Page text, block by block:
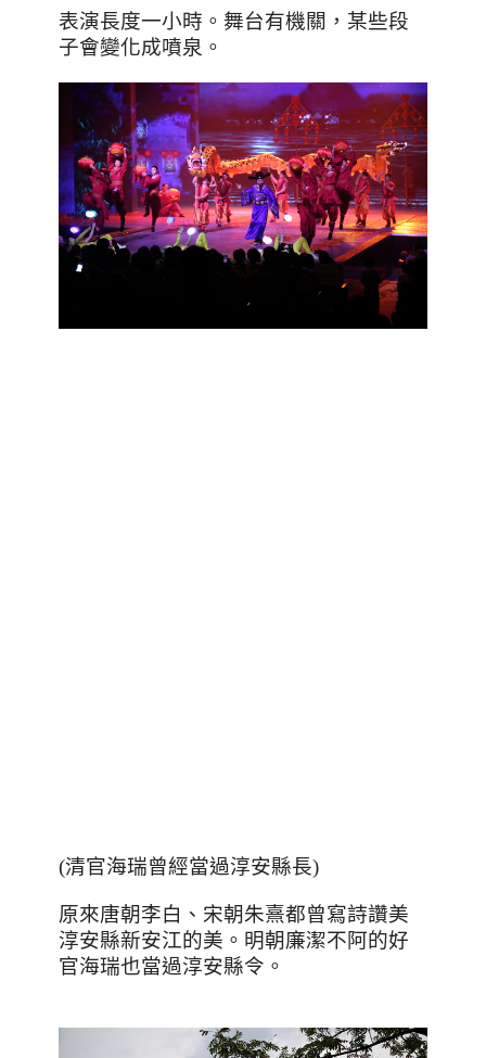
表演長度一小時。舞台有機關，某些段
子會變化成噴泉。
(清官海瑞曾經當過淳安縣長)
原來唐朝李白 、宋朝朱熹都曾寫詩讚美
淳安縣新安江的美。明朝廉潔不阿的好
官海瑞也當過淳安縣令。